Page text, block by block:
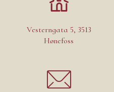
Vesterngata 5, 3513
Hønefoss